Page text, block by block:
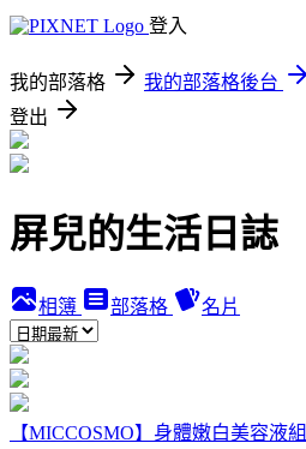
登入
我的部落格 我的部落格後台
登出
屏兒的生活日誌
相簿 部落格 名片
【MICCOSMO】身體嫩白美容液組